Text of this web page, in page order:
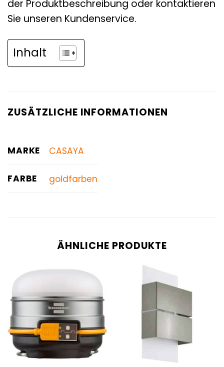
der Produktbeschreibung oder kontaktieren
Sie unseren Kundenservice.
Inhalt
ZUSÄTZLICHE INFORMATIONEN
MARKE CASAYA
FARBE goldfarben
ÄHNLICHE PRODUKTE